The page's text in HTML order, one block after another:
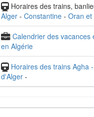
Horaires des trains,
Alger - Constantine - Oran et
Calendrier des vacances
en Algérie
Horaires des trains Agha
d'Alger -